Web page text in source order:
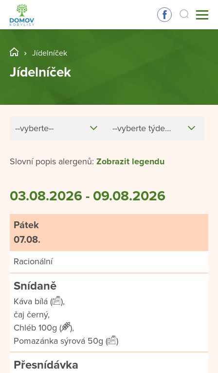
Jídelníček
Jídelníček
--vyberte-- --vyberte týden--
Slovní popis alergenů: Zobrazit legendu
03.08.2026 - 09.08.2026
Pátek
07.08.
Racionální
Snídaně
Káva bílá (
),
čaj černý,
Chléb 100g (
),
Pomazánka sýrová 50g (
)
Přesnídávka